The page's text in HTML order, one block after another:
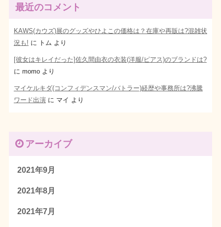
最近のコメント
KAWS(カウズ)展のグッズやひよこの価格は？在庫や再販は?混雑状
況も! に トム より
[彼女はキレイだった]佐久間由衣の衣装(洋服/ピアス)のブランドは?
に momoより
マイケルキダ(コンフィデンスマン/バトラー)経歴や事務所は?沸騰
ワード出演に マイ より
アーカイブ
2021年9月
2021年8月
2021年7月